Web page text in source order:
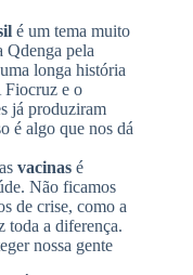
é um tema muito
Qdenga pela
longa história
Fiocruz e o
já produziram
é algo que nos dá
vacinas é
Não ficamos
de crise, como a
toda a diferença.
nossa gente